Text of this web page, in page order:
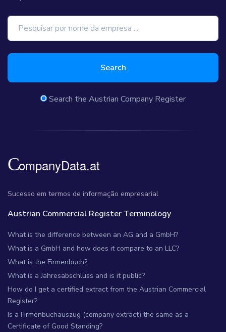
Search
Search the Austrian Company Register
Sucesso em termos de informação empresarial
Austrian Commercial Register Terminology
What is the difference between an AG and a GmbH?
What is a GmbH and how does it compare to an LLC?
What is the Firmenbuch?
What is a Jahresabschluss and is it public?
How do I get a certified extract from the Austrian Commercial
Register?
Is a Firmenbuchauszug (company extract) the same as a
Certificate of Good Standing?